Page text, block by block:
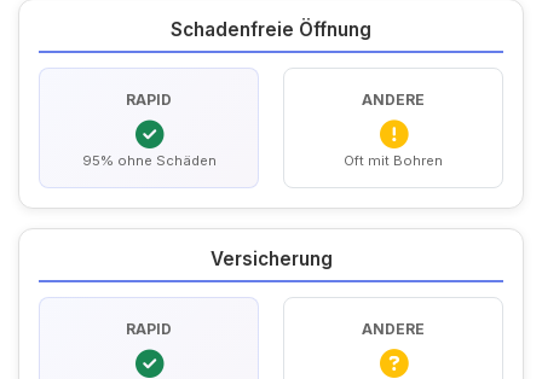
Schadenfreie Öffnung
RAPID
95% ohne Schäden
ANDERE
Oft mit Bohren
Versicherung
RAPID ANDERE